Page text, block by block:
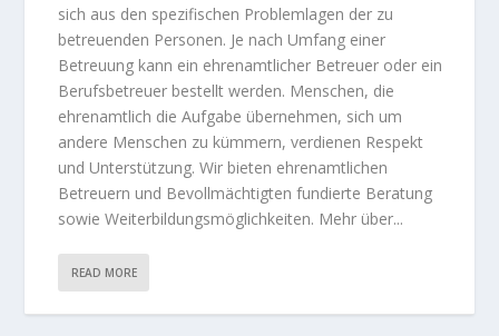
sich aus den spezifischen Problemlagen der zu
betreuenden Personen. Je nach Umfang einer
Betreuung kann ein ehrenamtlicher Betreuer oder ein
Berufsbetreuer bestellt werden. Menschen, die
ehrenamtlich die Aufgabe übernehmen, sich um
andere Menschen zu kümmern, verdienen Respekt
und Unterstützung. Wir bieten ehrenamtlichen
Betreuern und Bevollmächtigten fundierte Beratung
sowie Weiterbildungsmöglichkeiten. Mehr über...
READ MORE